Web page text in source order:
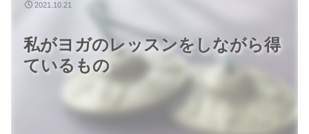
私がヨガのレッスンをしながら得
ているもの
2021.10.21